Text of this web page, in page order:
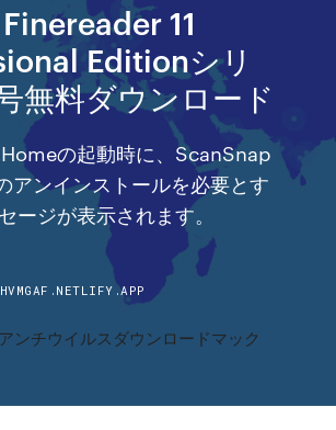
11
Editionシリ
無料ダウンロード
の起動時に、ScanSnap
アンインストールを必要とす
ージが表示されます。
ンチウイルスダウンロードマック